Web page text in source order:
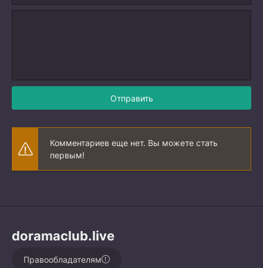
Отправить
Комментариев еще нет. Вы можете стать
первым!
doramaclub.live
Правообладателям